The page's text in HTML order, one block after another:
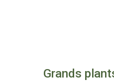
Grands